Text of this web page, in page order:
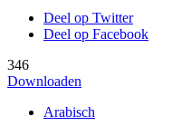
Deel op Twitter
Deel op Facebook
346
Downloaden
Arabisch